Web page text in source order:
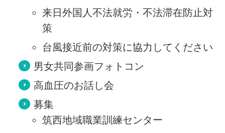
来日外国人不法就労・不法滞在防止対
策
台風接近前の対策に協力してください
男女共同参画フォトコン
高血圧のお話し会
募集
筑西地域職業訓練センター